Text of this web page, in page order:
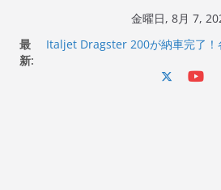
金曜日, 8月 7,
最
新:
Italjet Dragster 200が納車完了！